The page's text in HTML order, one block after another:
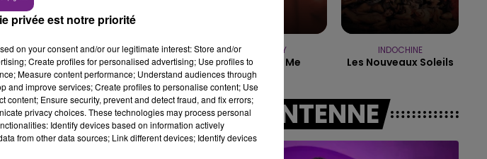
CHAMPAGNE FM
6h00 - 10h00
LA FAMILLE
décédé.
voisin de l’Yonne.
de gauche pour une raison
tonneaux, a été transporté à
SHAGGY
It Wasn't Me
INDOCHINE
Les Nouveaux Soleils
A L'ANTENNE
privée est notre priorité
on your consent and/or our legitimate interest: Store and/or
Create profiles for personalised advertising; Use profiles to
Measure content performance; Understand audiences through
and improve services; Create profiles to personalise content; Use
Ensure security, prevent and detect fraud, and fix errors;
privacy choices. These technologies may process personal
Identify devices based on information actively
from other data sources; Link different devices; Identify devices